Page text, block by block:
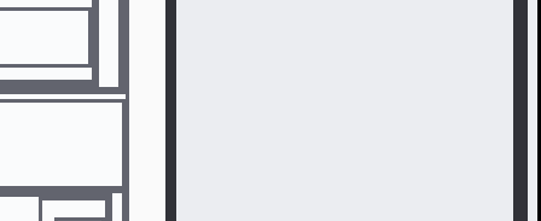
てたから